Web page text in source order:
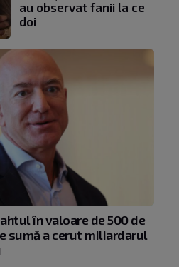
au observat fanii la ce
doi
în valoare de 500 de
sumă a cerut miliardarul